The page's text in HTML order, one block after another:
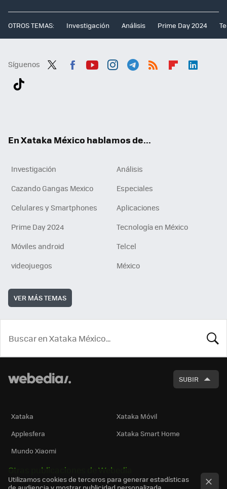
OTROS TEMAS: Investigación Análisis Prime Day 2024
Síguenos
En Xataka México hablamos de...
Investigación
Análisis
Cazando Gangas Mexico
Especiales
Celulares y Smartphones
Aplicaciones
Prime Day 2024
Tecnología en México
Móviles android
Telcel
videojuegos
México
VER MÁS TEMAS
SUBIR
Xataka
Xataka Móvil
Applesfera
Xataka Smart Home
Mundo Xiaomi
Otras publicaciones de Webedia
Utilizamos cookies de terceros para generar estadísticas